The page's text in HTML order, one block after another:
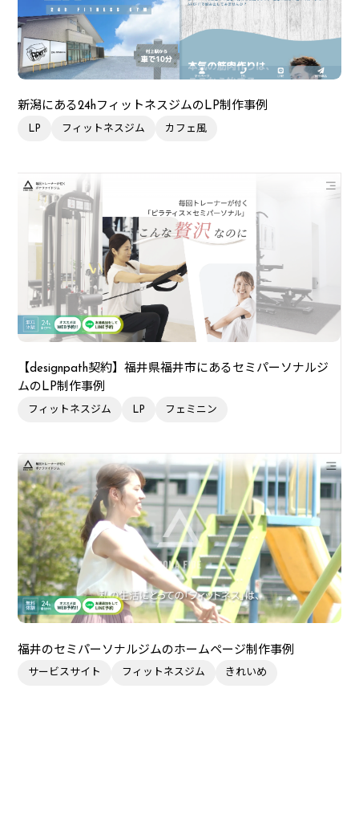
新潟にある24hフィットネスジムのLP制作事例
LP フィットネスジム カフェ風
【designpath契約】福井県福井市にあるセミパーソナルジ
ムのLP制作事例
フィットネスジム LP フェミニン
福井のセミパーソナルジムのホームページ制作事例
サービスサイト フィットネスジム きれいめ